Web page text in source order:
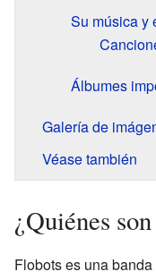
Su música y
Álbumes
Galería de
Véase también
¿Quiénes
Flobots es una